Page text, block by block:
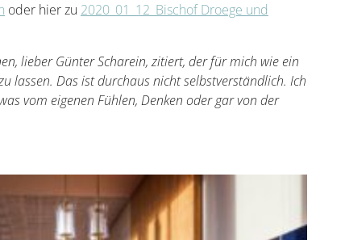
oder hier zu 2020_01_12_Bischof Droege und
lieber Günter Scharein, zitiert, der für mich wie ein
lassen. Das ist durchaus nicht selbstverständlich. Ich
vom eigenen Fühlen, Denken oder gar von der